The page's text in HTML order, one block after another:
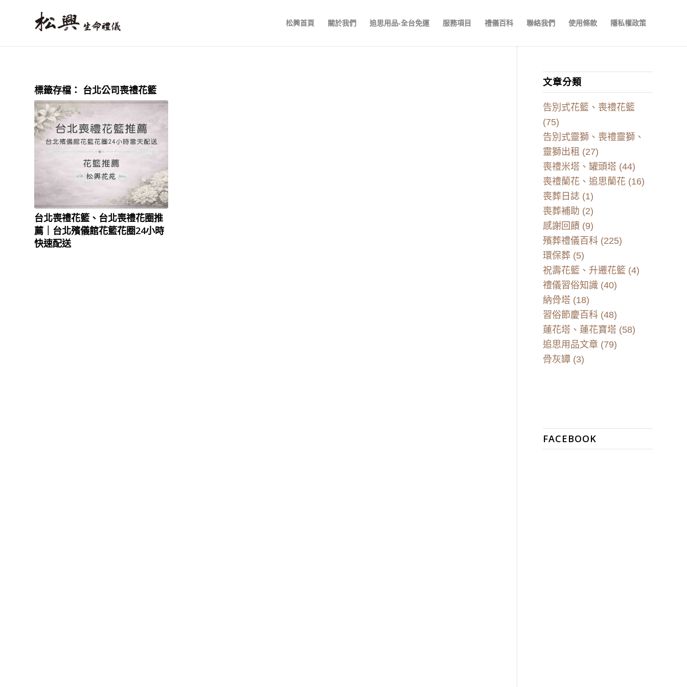
松興首頁 關於我們 追思用品-全台免運 服務項目 禮儀百科 聯絡我們 使用條款 隱私權政策
標籤存檔： 台北公司喪禮花籃
台北喪禮花籃、台北喪禮花圈推
薦｜台北殯儀館花籃花圈24小時
快速配送
文章分類
告別式花籃、喪禮花籃
(75)
告別式靈獅、喪禮靈獅、
靈獅出租 (27)
喪禮米塔、罐頭塔 (44)
喪禮蘭花、追思蘭花(16)
喪葬日誌 (1)
喪葬補助 (2)
感謝回饋(9)
殯葬禮儀百科(225)
環保葬(5)
祝壽花籃、升遷花籃 (4)
禮儀習俗知識 (40)
納骨塔 (18)
習俗節慶百科(48)
蓮花塔、蓮花寶塔 (58)
追思用品文章 (79)
骨灰罈(3)
FACEBOOK